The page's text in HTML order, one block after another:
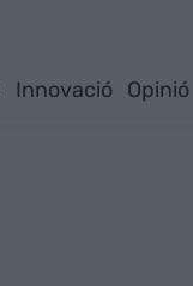
Innovació Opinió